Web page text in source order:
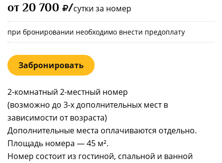
от 20 700 /сутки за номер
при бронировании необходимо внести предоплату
Забронировать
2-комнатный 2-местный номер
(возможно до 3-х дополнительных мест в
зависимости от возраста)
Дополнительные места оплачиваются отдельно.
Площадь номера — 45 м².
Номер состоит из гостиной, спальной и ванной